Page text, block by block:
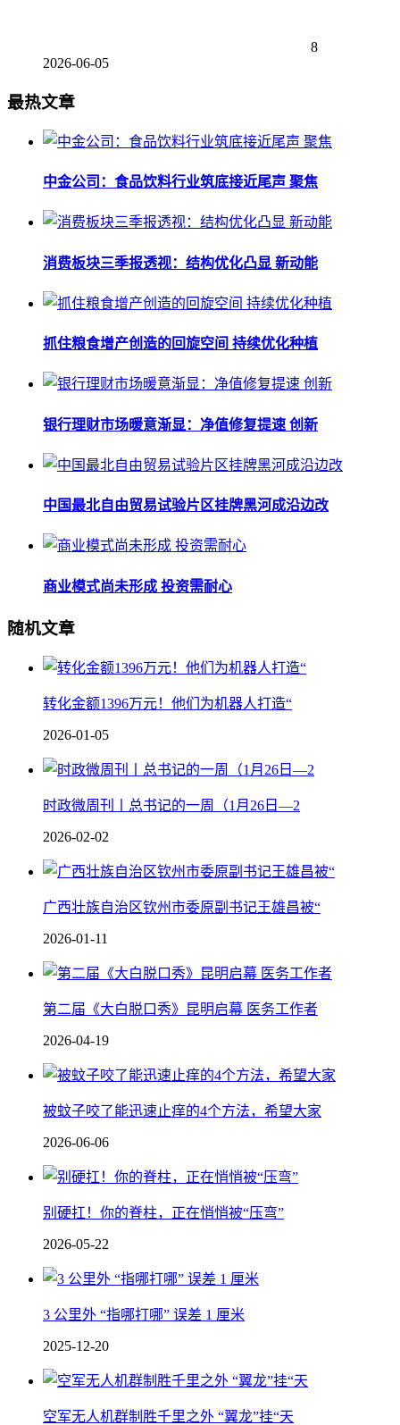
8
2026-06-05
最热文章
中金公司：食品饮料行业筑底接近尾声 聚焦
消费板块三季报透视：结构优化凸显 新动能
抓住粮食增产创造的回旋空间 持续优化种植
银行理财市场暖意渐显：净值修复提速 创新
中国最北自由贸易试验片区挂牌黑河成沿边改
商业模式尚未形成 投资需耐心
随机文章
转化金额1396万元！他们为机器人打造“
2026-01-05
时政微周刊丨总书记的一周（1月26日—2
2026-02-02
广西壮族自治区钦州市委原副书记王雄昌被“
2026-01-11
第二届《大白脱口秀》昆明启幕 医务工作者
2026-04-19
被蚊子咬了能迅速止痒的4个方法，希望大家
2026-06-06
别硬扛！你的脊柱，正在悄悄被“压弯”
2026-05-22
3 公里外 “指哪打哪” 误差 1 厘米
2025-12-20
空军无人机群制胜千里之外 “翼龙”挂“天